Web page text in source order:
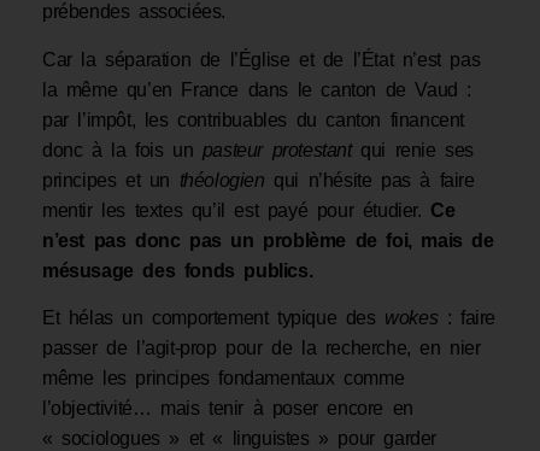
prébendes associées.
Car la séparation de l’Église et de l’État n’est pas
la même qu’en France dans le canton de Vaud :
par l’impôt, les contribuables du canton financent
donc à la fois un pasteur protestantqui renie ses
principes et un théologien qui n’hésite pas à faire
mentir les textes qu’il est payé pour étudier. Ce
n’est pas donc pas un problème de foi, mais de
mésusage des fonds publics.
Et hélas un comportement typique des wokes : faire
passer de l’agit-prop pour de la recherche, en nier
même les principes fondamentaux comme
l’objectivité… mais tenir à poser encore en
« sociologues » et « linguistes » pour garder